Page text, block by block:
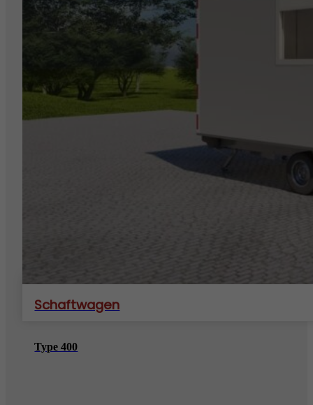
Schaftwagen
Type 400